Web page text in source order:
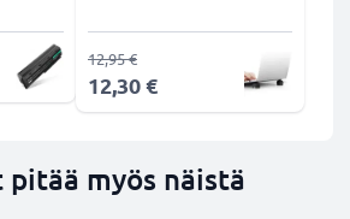
12,30 €
12,95 €
pitää myös näistä